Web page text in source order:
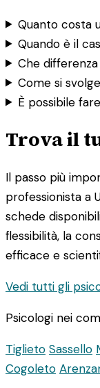
Quanto costa
Quando è il
Che
Come si
È possibile
Trova il
Il passo più
professionista a
schede
flessibilità, la
efficace e
Vedi tutti gli
Psicologi nei
Tiglieto Sassello
Cogoleto